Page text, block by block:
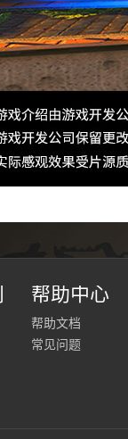
帮助中心
帮助文档
常见问题